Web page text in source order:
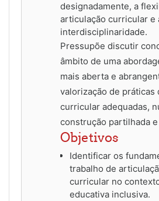
designadamente, a
articulação curricular e
interdisciplinaridade.
Pressupõe discutir
âmbito de uma
mais aberta e
valorização de práticas
curricular adequadas,
construção partilhada
Objetivos
Identificar os
trabalho de
curricular no
educativa inclusiva.